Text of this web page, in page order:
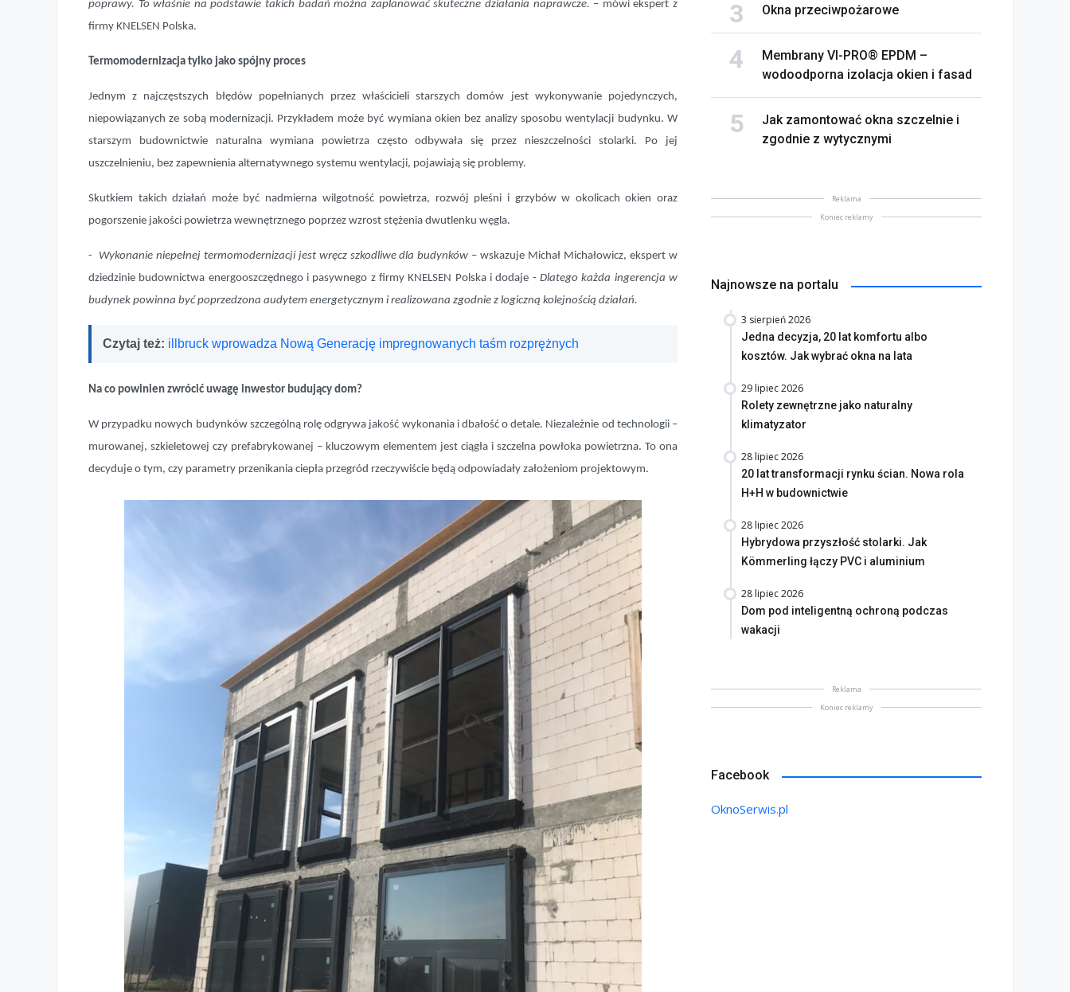
poprawy. To właśnie na podstawie takich badań można zaplanować skuteczne działania naprawcze. – mówi ekspert z
firmy KNELSEN Polska.
Termomodernizacja tylko jako spójny proces
Jednym z najczęstszych błędów popełnianych przez właścicieli starszych domów jest wykonywanie pojedynczych,
niepowiązanych ze sobą modernizacji. Przykładem może być wymiana okien bez analizy sposobu wentylacji budynku. W
starszym budownictwie naturalna wymiana powietrza często odbywała się przez nieszczelności stolarki. Po jej
uszczelnieniu, bez zapewnienia alternatywnego systemu wentylacji, pojawiają się problemy.
Skutkiem takich działań może być nadmierna wilgotność powietrza, rozwój pleśni i grzybów w okolicach okien oraz
pogorszenie jakości powietrza wewnętrznego poprzez wzrost stężenia dwutlenku węgla.
- Wykonanie niepełnej termomodernizacji jest wręcz szkodliwe dla budynków – wskazuje Michał Michałowicz, ekspert w
dziedzinie budownictwa energooszczędnego i pasywnego z firmy KNELSEN Polska i dodaje - Dlatego każda ingerencja w
budynek powinna być poprzedzona audytem energetycznym i realizowana zgodnie z logiczną kolejnością działań.
Czytaj też: illbruck wprowadza Nową Generację impregnowanych taśm rozprężnych
Na co powinien zwrócić uwagę inwestor budujący dom?
W przypadku nowych budynków szczególną rolę odgrywa jakość wykonania i dbałość o detale. Niezależnie od technologii –
murowanej, szkieletowej czy prefabrykowanej – kluczowym elementem jest ciągła i szczelna powłoka powietrzna. To ona
decyduje o tym, czy parametry przenikania ciepła przegród rzeczywiście będą odpowiadały założeniom projektowym.
Okna przeciwpożarowe
Membrany VI-PRO® EPDM –
wodoodporna izolacja okien i fasad
Jak zamontować okna szczelnie i
zgodnie z wytycznymi
Reklama
Koniec reklamy
Najnowsze na portalu
3 sierpień 2026
Jedna decyzja, 20 lat komfortu albo
kosztów. Jak wybrać okna na lata
29 lipiec 2026
Rolety zewnętrzne jako naturalny
klimatyzator
28 lipiec 2026
20 lat transformacji rynku ścian. Nowa rola
H+H w budownictwie
28 lipiec 2026
Hybrydowa przyszłość stolarki. Jak
Kömmerling łączy PVC i aluminium
28 lipiec 2026
Dom pod inteligentną ochroną podczas
wakacji
Reklama
Koniec reklamy
Facebook
OknoSerwis.pl